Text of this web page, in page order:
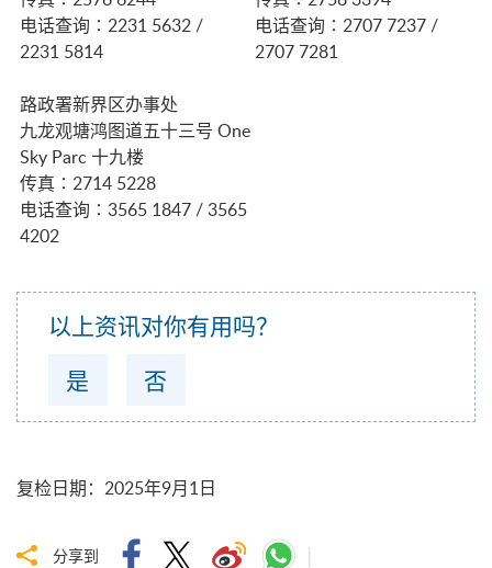
电话查询∶2231 5632 /
2231 5814
电话查询∶2707 7237 /
2707 7281
路政署新界区办事处
九龙观塘鸿图道五十三号 One
Sky Parc 十九楼
传真∶ 2714 5228
电话查询∶ 3565 1847 / 3565
4202
以上资讯对你有用吗？
是
否
复检日期： 2025年9月1日
分享到